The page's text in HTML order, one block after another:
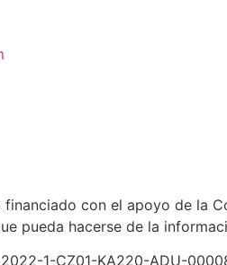
con el apoyo de la
pueda hacerse de la
1-CZ01-KA220-ADU-